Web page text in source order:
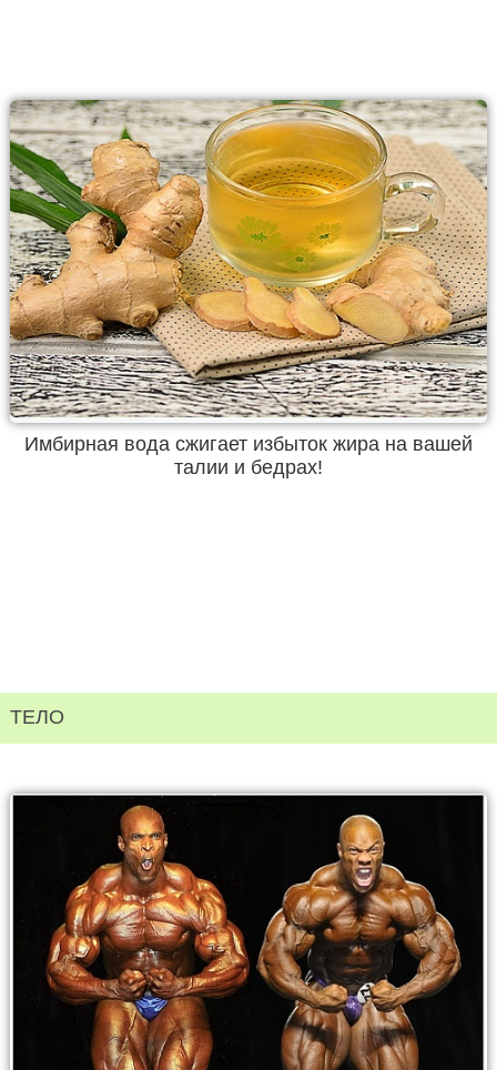
Имбирная вода сжигает избыток жира на вашей
талии и бедрах!
ТЕЛО